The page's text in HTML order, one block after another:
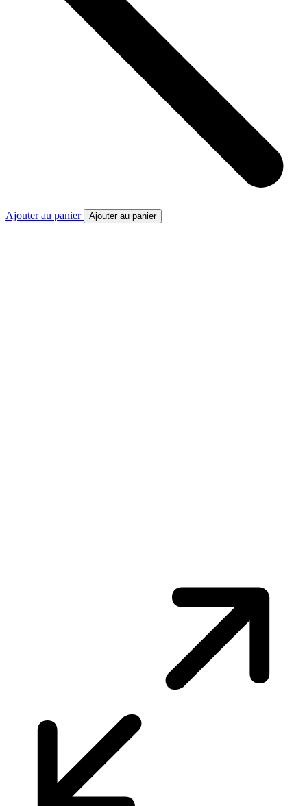
Ajouter au panier Ajouter au panier